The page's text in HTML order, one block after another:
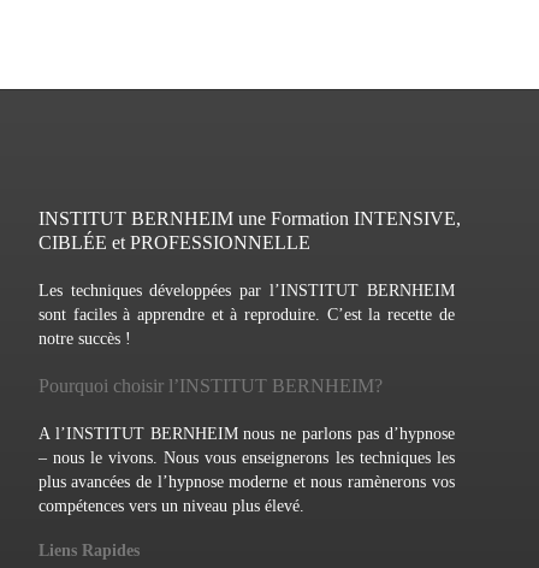
INSTITUT BERNHEIM une Formation INTENSIVE,
CIBLÉE et PROFESSIONNELLE
Les techniques développées par l’INSTITUT BERNHEIM
sont faciles à apprendre et à reproduire. C’est la recette de
notre succès !
Pourquoi choisir l’INSTITUT BERNHEIM?
A l’INSTITUT BERNHEIM nous ne parlons pas d’hypnose
– nous le vivons. Nous vous enseignerons les techniques les
plus avancées de l’hypnose moderne et nous ramènerons vos
compétences vers un niveau plus élevé.
Liens Rapides